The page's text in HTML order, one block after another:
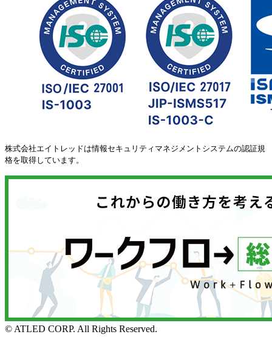
株式会社エイトレッドは情報セキュリティマネジメントシステムの認証規
格を取得しています。
© ATLED CORP. All Rights Reserved.